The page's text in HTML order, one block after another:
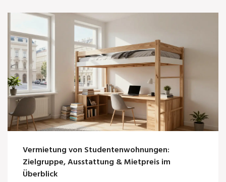
Vermietung von Studentenwohnungen:
Zielgruppe, Ausstattung & Mietpreis im
Überblick